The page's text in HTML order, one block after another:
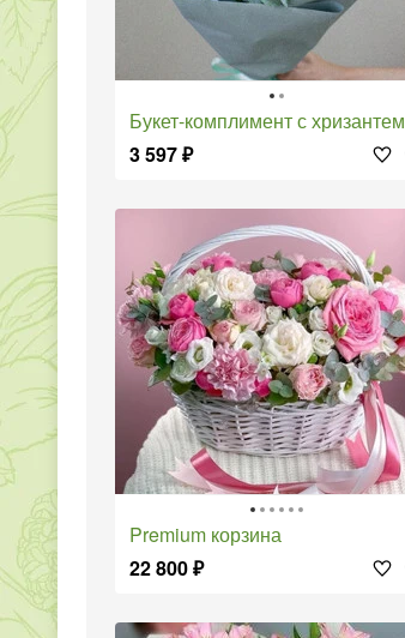
Букет-комплимент с хризантемой, розой и маттиолой 65
3 597₽
Premium корзина
22 800₽